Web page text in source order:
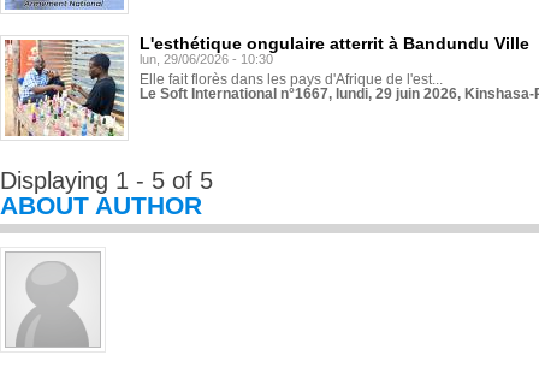
L'esthétique ongulaire atterrit à Bandundu Ville
lun, 29/06/2026 - 10:30
Elle fait florès dans les pays d'Afrique de l'est...
Le Soft International n°1667, lundi, 29 juin 2026,
Displaying 1 - 5 of 5
ABOUT AUTHOR